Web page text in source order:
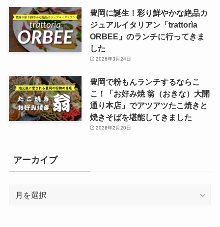
豊岡に誕生！彩り鮮やかな絶品カ
ジュアルイタリアン「trattorìa
ORBEE」のランチに行ってきま
した
2026年3月24日
豊岡で粉もんランチするならこ
こ！「お好み焼 翁（おきな）大開
通り本店」でアツアツたこ焼きと
焼きそばを堪能してきました
2026年2月20日
アーカイブ